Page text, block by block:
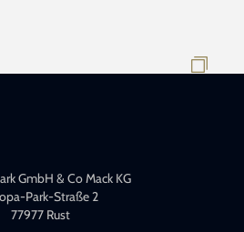
GmbH & Co Mack KG
Park-Straße 2
77977 Rust